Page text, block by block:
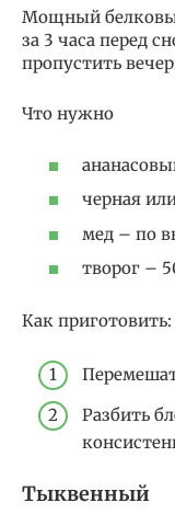
Мощный
за 3 часа перед
пропустить
Что нужно
черная
мед – по
творог –
Как приготовить:
Разбить
Тыквенный